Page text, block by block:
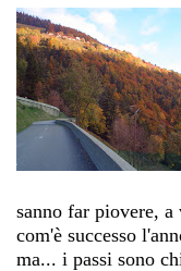
sanno far piovere,
com'è successo
ma... i passi sono